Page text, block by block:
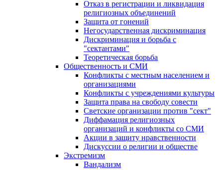
Отказ в регистрации и ликвидация
религиозных объединений
Защита от гонений
Негосударственная дискриминация
Дискриминация и борьба с
"сектантами"
Теоретическая борьба
Общественность и СМИ
Конфликты с местным населением и
организациями
Конфликты с учреждениями культуры
Защита права на свободу совести
Светские организации против "сект"
Диффамация религиозных
организаций и конфликты со СМИ
Акции в защиту нравственности
Дискуссии о религии и обществе
Экстремизм
Вандализм